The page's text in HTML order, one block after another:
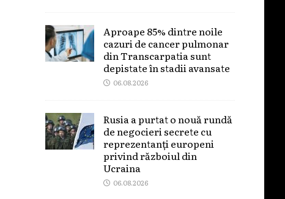
Aproape 85% dintre noile
cazuri de cancer pulmonar
din Transcarpatia sunt
depistate în stadii avansate
06.08.2026
Rusia a purtat o nouă rundă
de negocieri secrete cu
reprezentanți europeni
privind războiul din
Ucraina
06.08.2026